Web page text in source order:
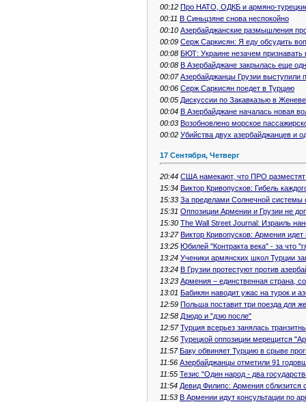
00:12 Про НАТО, ОДКБ и армяно-
00:11 В Синьцзяне снова неспокойно
00:10 Азербайджанские размышления
00:09 Серж Саркисян: Я еду обсудить
00:08 БЮТ: Украине незачем признавать
00:08 В Азербайджане закрылась еще
00:07 Азербайджанцы Грузии выступили
00:06 Серж Саркисян поедет в Турцию
00:05 Дискуссии по Закавказью в
00:04 В Азербайджане началась новая
00:03 Возобновлено морское
00:02 Убийства двух азербайджанцев и
17 Сентября, Четверг
20:44 США намекают, что ПРО разместят
15:34 Виктор Кривопусков: Гибель
15:33 За пределами Солнечной системы
15:31 Оппозиции Армении и Грузии не
15:30 The Wall Street Journal: Израиль
13:27 Виктор Кривопусков: Армения
13:25 Юбилей "Контракта века" - за что
13:24 Ученики армянских школ Турции
13:24 В Грузии протестуют против
13:23 Армения – единственная страна,
13:01 Бабикян наводит ужас на турок и
12:59 Польша поставит три поезда для
12:58 Дзюдо и "дзю после"
12:57 Турция всерьез занялась
12:56 Турецкой оппозиции мерещится
11:57 Баку обвиняет Турцию в срыве
11:56 Азербайджанцы отметили 91
11:55 Тезис "Один народ - два
11:54 Девид Филипс: Армения сблизится
11:53 В Армении идут консультации по